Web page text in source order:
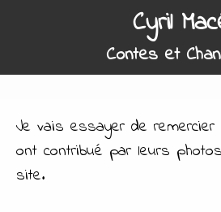
Cyril
Contes et
Je vais essayer de
ont contribué par leurs
site.